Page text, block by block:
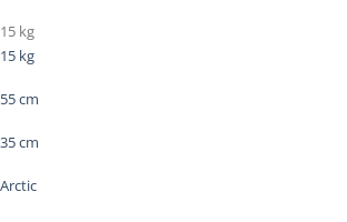
15 kg
15 kg
55 cm
35 cm
Arctic